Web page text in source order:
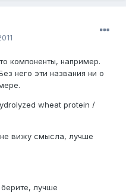
компоненты, например.
него эти названия ни о
wheat protein /
не вижу смысла, лучше
лучше